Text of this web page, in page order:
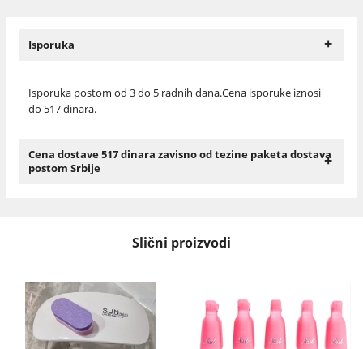
Isporuka +
Isporuka postom od 3 do 5 radnih dana.Cena isporuke iznosi
do 517 dinara.
Cena dostave 517 dinara zavisno od tezine paketa dostava
postom Srbije
+
Slični proizvodi